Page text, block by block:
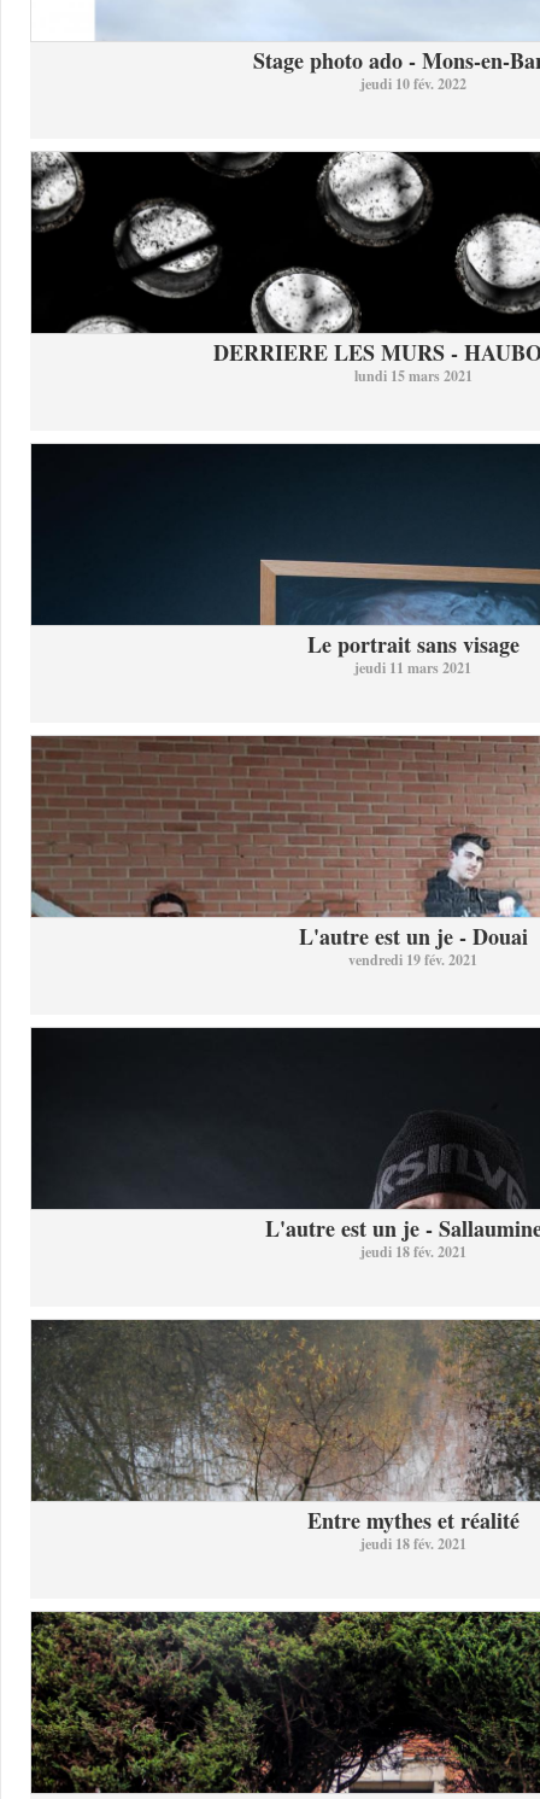
Stage photo ado - Mons-en-
jeudi 10 fév. 2022
DERRIERE LES MURS -
lundi 15 mars 2021
Le portrait sans visage
jeudi 11 mars 2021
L'autre est un je - Douai
vendredi 19 fév. 2021
L'autre est un je -
jeudi 18 fév. 2021
Entre mythes et réalité
jeudi 18 fév. 2021